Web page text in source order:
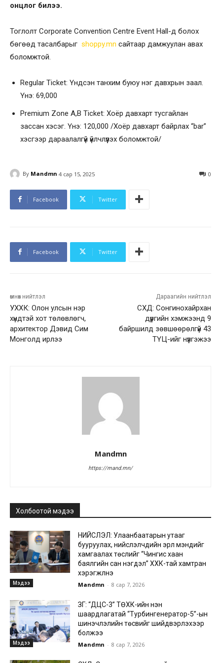
онцлог билээ.
Тоглолт Corporate Convention Centre Event Hall-д болох
бөгөөд тасалбарыг shoppy.mn сайтаар дамжуулан авах
боломжтой.
Regular Ticket: Үндсэн танхим буюу нэг давхрын заал.
Үнэ: 69,000
Premium Zone A,B Ticket: Хоёр давхарт тусгайлан
зассан хэсэг. Үнэ: 120,000 /Хоёр давхарт байрлах “bar”
хэсгээр дараалалгүй үйлчлүүлэх боломжтой/​
By Mandmn 4 сар 15, 2025 0
Facebook Twitter
Facebook Twitter
өмнөх нийтлэл
УХХК: Олон улсын нэр
хүндтэй хот төлөвлөгч,
архитектор Дэвид Сим
Монголд ирлээ
Дараагийн нийтлэл
СХД: Сонгинохайрхан
дүүргийн хэмжээнд 9
байршилд зөвшөөрөлгүй 43
ТҮЦ-ийг нүүлгэжээ
Mandmn
https://mand.mn/
Холбоотой мэдээ
Мэдээ
НИЙСЛЭЛ: Улаанбаатарын утааг
бууруулах, нийслэлчүүдийн эрүүл мэндийг
хамгаалах төслийг “Чингис хаан
баялгийн сан нэгдэл” ХХК-тай хамтран
хэрэгжүүлнэ
Mandmn - 8 сар 7, 2026
Мэдээ
ЗГ: “ДЦС-3” ТӨХК-ийн нэн
шаардлагатай “Турбингенератор-5”-ын
шинэчлэлийн төсвийг шийдвэрлэхээр
болжээ
Mandmn - 8 сар 7, 2026